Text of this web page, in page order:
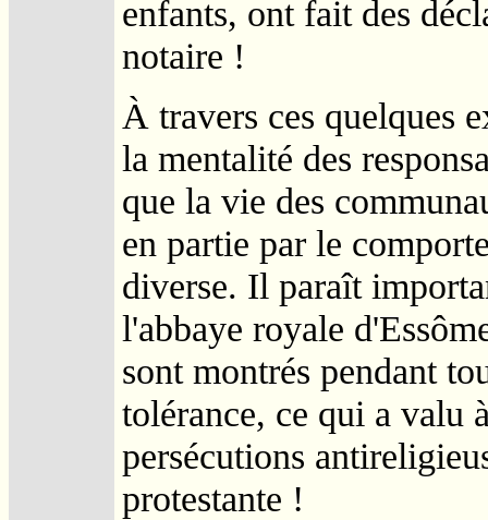
enfants, ont fait des
notaire !
À travers ces quelques
la mentalité des
que la vie des
en partie par le
diverse. Il paraît
l'abbaye royale
sont montrés pendant
tolérance, ce qui a valu
persécutions
protestante !